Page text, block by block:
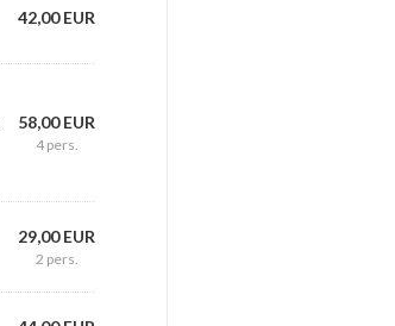
42,00 EUR
58,00 EUR
4 pers.
29,00 EUR
2 pers.